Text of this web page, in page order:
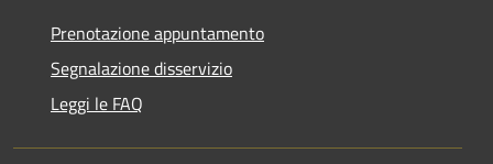
Prenotazione appuntamento
Segnalazione disservizio
Leggi le FAQ